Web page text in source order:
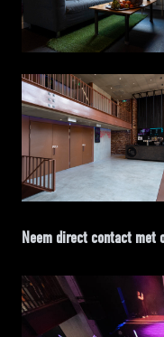
Neem direct contact met